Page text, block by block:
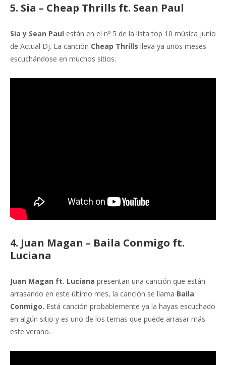
5. Sia – Cheap Thrills ft. Sean Paul
Sia y Sean Paul están en el nº 5 de la lista top 10 música junio
de Actual Dj. La canción Cheap Thrills lleva ya unos meses
escuchándose en muchos sitios.
4. Juan Magan – Baila Conmigo ft.
Luciana
Juan Magan ft. Luciana presentan una canción que están
arrasando en este último mes, la canción se llama Baila
Conmigo. Está canción probablemente ya la hayas escuchado
en algún sitio y es uno de los temas que puede arrasar más
este verano.